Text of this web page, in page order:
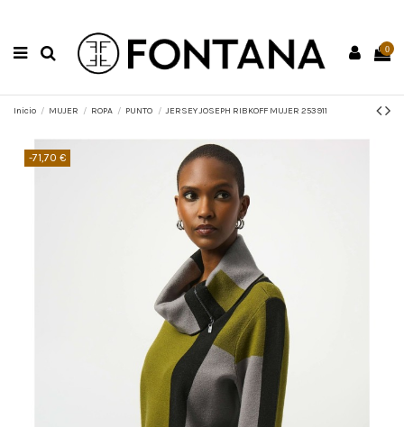
0
Inicio MUJER ROPA PUNTO JERSEY JOSEPH RIBKOFF MUJER 253911
-71,70 €